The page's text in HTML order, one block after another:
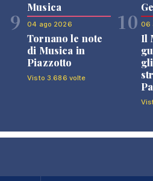
9
Musica
04 ago 2026
Tornano le note
di Musica in
Piazzotto
Visto 3.686 volte
10 06
Il